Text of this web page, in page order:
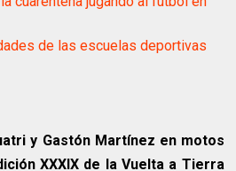
de las escuelas deportivas
y Gastón Martínez en motos
XXXIX de la Vuelta a Tierra